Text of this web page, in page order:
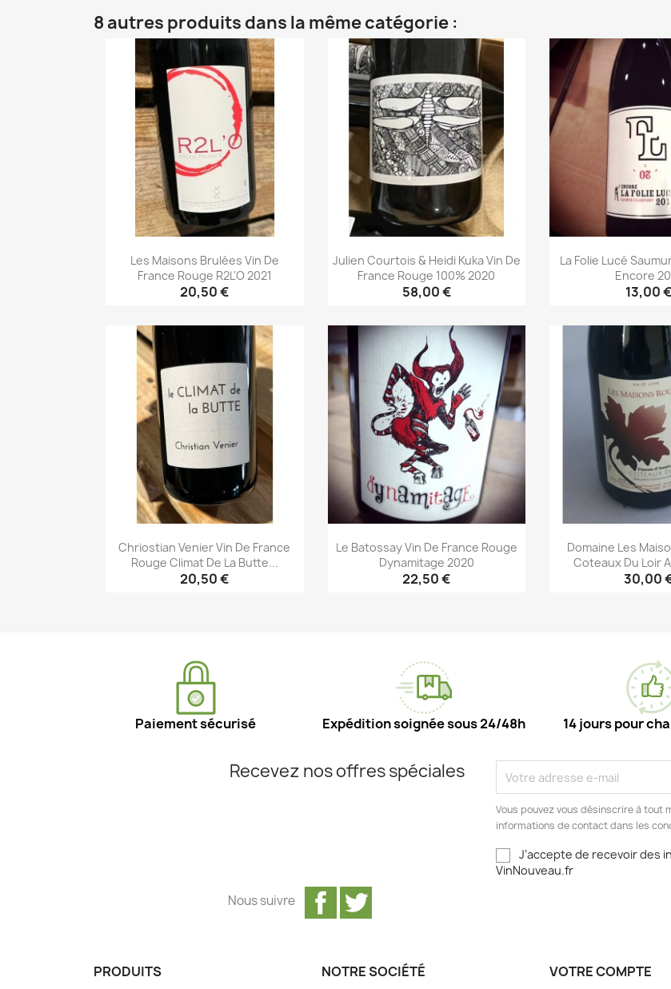
8 autres produits dans la même catégorie :
Les Maisons Brulées Vin De
France Rouge R2L'O 2021
20,50 €
Aperçu rapide
Julien Courtois & Heidi Kuka Vin De
France Rouge 100% 2020
58,00 €
Aperçu rapide
La Folie Lucé
Encore
13,00 €
Aperçu
Chriostian Venier Vin De France
Rouge Climat De La Butte...
20,50 €
Le Batossay Vin De France Rouge
Dynamitage 2020
22,50 €
Domaine Les
Coteaux Du Loir
30,00
Paiement sécurisé Expédition soignée sous 24/48h 14 jours pour
Recevez nos offres spéciales
Vous pouvez vous désinscrire à tout
informations de contact dans les
J’accepte de recevoir des
VinNouveau.fr
Facebook
Nous suivre
PRODUITS NOTRE SOCIÉTÉ VOTRE COMPTE